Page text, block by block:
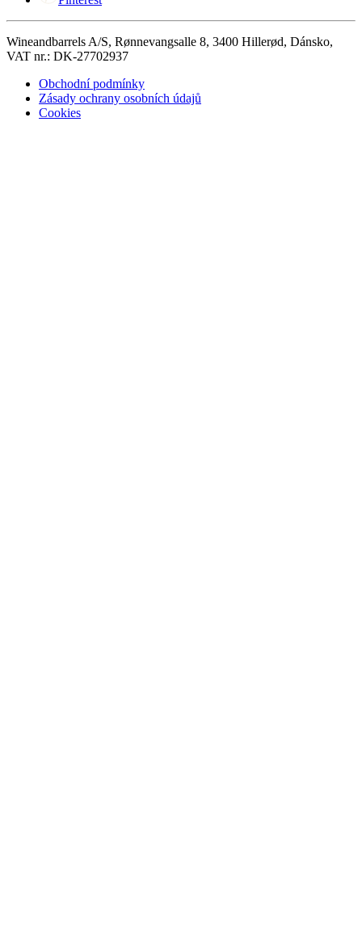
Wineandbarrels A/S, Rønnevangsalle 8, 3400 Hillerød, Dánsko,
VAT nr.: DK-27702937
Obchodní podmínky
Zásady ochrany osobních údajů
Cookies